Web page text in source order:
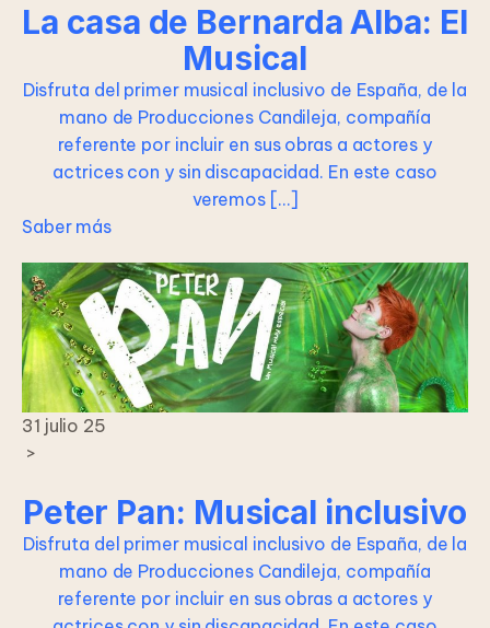
La casa de Bernarda Alba: El
Musical
Disfruta del primer musical inclusivo de España, de la
mano de Producciones Candileja, compañía
referente por incluir en sus obras a actores y
actrices con y sin discapacidad. En este caso
veremos […]
Saber más
31 julio 25
>
Peter Pan: Musical inclusivo
Disfruta del primer musical inclusivo de España, de la
mano de Producciones Candileja, compañía
referente por incluir en sus obras a actores y